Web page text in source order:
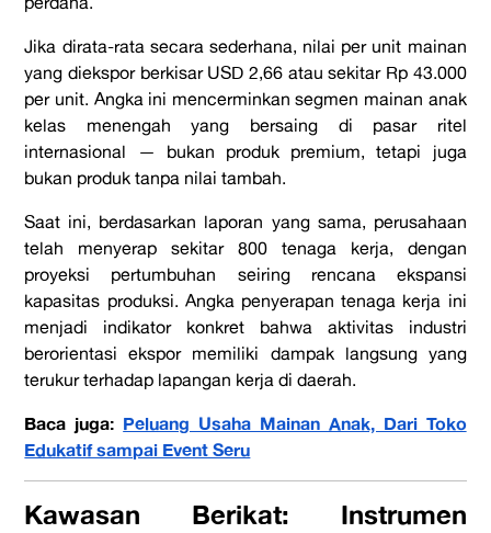
Jika dirata-rata secara sederhana, nilai per unit mainan
yang diekspor berkisar USD 2,66 atau sekitar Rp 43.000
per unit. Angka ini mencerminkan segmen mainan anak
kelas menengah yang bersaing di pasar ritel
internasional — bukan produk premium, tetapi juga
bukan produk tanpa nilai tambah.
Saat ini, berdasarkan laporan yang sama, perusahaan
telah menyerap sekitar 800 tenaga kerja, dengan
proyeksi pertumbuhan seiring rencana ekspansi
kapasitas produksi. Angka penyerapan tenaga kerja ini
menjadi indikator konkret bahwa aktivitas industri
berorientasi ekspor memiliki dampak langsung yang
terukur terhadap lapangan kerja di daerah.
Baca juga: Peluang Usaha Mainan Anak, Dari Toko
Edukatif sampai Event Seru
Kawasan Berikat: Instrumen